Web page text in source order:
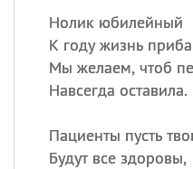
Нолик юбилейный
К году жизнь
Мы желаем, чтоб
Навсегда оставила.
Пациенты пусть
Будут все здоровы,